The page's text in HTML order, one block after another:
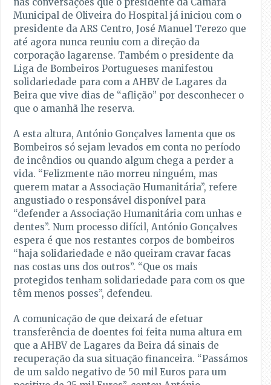
nas conversações que o presidente da Câmara
Municipal de Oliveira do Hospital já iniciou com o
presidente da ARS Centro, José Manuel Terezo que
até agora nunca reuniu com a direção da
corporação lagarense. Também o presidente da
Liga de Bombeiros Portugueses manifestou
solidariedade para com a AHBV de Lagares da
Beira que vive dias de “aflição” por desconhecer o
que o amanhã lhe reserva.
A esta altura, António Gonçalves lamenta que os
Bombeiros só sejam levados em conta no período
de incêndios ou quando algum chega a perder a
vida. “Felizmente não morreu ninguém, mas
querem matar a Associação Humanitária”, refere
angustiado o responsável disponível para
“defender a Associação Humanitária com unhas e
dentes”. Num processo difícil, António Gonçalves
espera é que nos restantes corpos de bombeiros
“haja solidariedade e não queiram cravar facas
nas costas uns dos outros”. “Que os mais
protegidos tenham solidariedade para com os que
têm menos posses”, defendeu.
A comunicação de que deixará de efetuar
transferência de doentes foi feita numa altura em
que a AHBV de Lagares da Beira dá sinais de
recuperação da sua situação financeira. “Passámos
de um saldo negativo de 50 mil Euros para um